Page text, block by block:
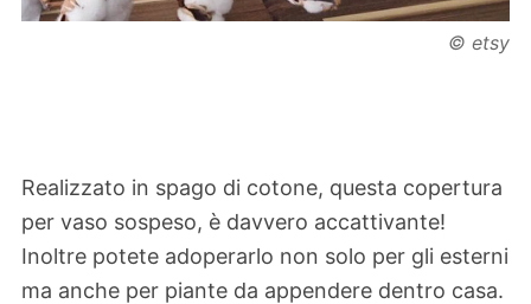
© etsy
Realizzato in spago di cotone, questa copertura
per vaso sospeso, è davvero accattivante!
Inoltre potete adoperarlo non solo per gli esterni
ma anche per piante da appendere dentro casa.